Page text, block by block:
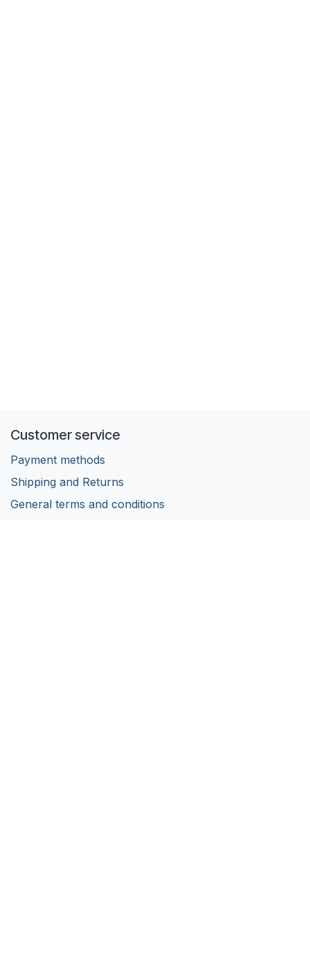
Customer service
Payment methods
Shipping and Returns
General terms and conditions